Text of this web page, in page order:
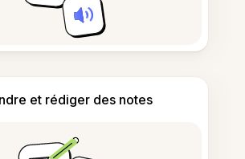
et rédiger des notes